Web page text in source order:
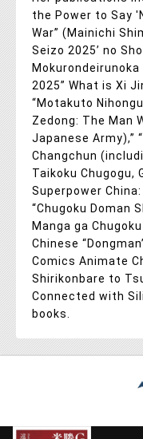
the Power to Say
War” (Mainichi
Seizo 2025’ no
2025” What is Xi
“Motakuto
Zedong: The Man
Japanese Army),”
Changchun
Taikoku Chugogu,
Superpower
“Chugoku Doman
Manga ga
Chinese
Comics Animate
Shirikonbare to
Connected with
books.